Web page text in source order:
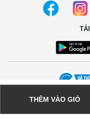
THÊM VÀO GIỎ
© 2020 - Bản quyền